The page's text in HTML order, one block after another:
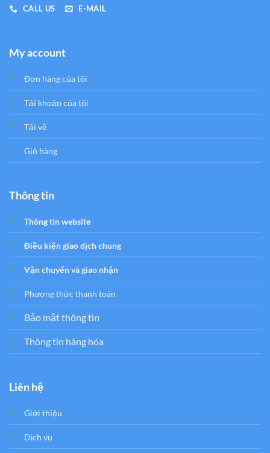
CALL US E-MAIL
My account
Đơn hàng của tôi
Tải khoản của tôi
Tải về
Giỏ hàng
Thông tin
Thông tin website
Điều kiện giao dịch chung
Vận chuyển và giao nhận
Phương thức thanh toán
Bảo mật thông tin
Thông tin hàng hóa
Liên hệ
Giới thiệu
Dịch vụ